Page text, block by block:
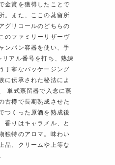
金賞を獲得したことで
。また、ここの蒸留所
グリコールのどちらの
のファミリーリザーヴ
ンパン容器を使い、手
アル番号を打ち、熟練
丁寧なパッケージング
に伝承された秘法によ
単式蒸留器で入念に蒸
古樽で長期熟成させた
つくった原酒を熟成後
りはキャラメル、と
独特のアロマ。味わい
品、クリームや上等な